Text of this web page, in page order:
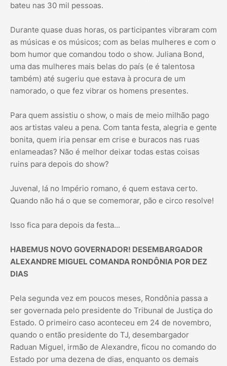
bateu nas 30 mil pessoas.
Durante quase duas horas, os participantes vibraram com
as músicas e os músicos; com as belas mulheres e com o
bom humor que comandou todo o show. Juliana Bond,
uma das mulheres mais belas do país (e é talentosa
também) até sugeriu que estava à procura de um
namorado, o que fez vibrar os homens presentes.
Para quem assistiu o show, o mais de meio milhão pago
aos artistas valeu a pena. Com tanta festa, alegria e gente
bonita, quem iria pensar em crise e buracos nas ruas
enlameadas? Não é melhor deixar todas estas coisas
ruins para depois do show?
Juvenal, lá no Império romano, é quem estava certo.
Quando não há o que se comemorar, pão e circo resolve!
Isso fica para depois da festa...
HABEMUS NOVO GOVERNADOR! DESEMBARGADOR
ALEXANDRE MIGUEL COMANDA RONDÔNIA POR DEZ
DIAS
Pela segunda vez em poucos meses, Rondônia passa a
ser governada pelo presidente do Tribunal de Justiça do
Estado. O primeiro caso aconteceu em 24 de novembro,
quando o então presidente do TJ, desembargador
Raduan Miguel, irmão de Alexandre, ficou no comando do
Estado por uma dezena de dias, enquanto os demais